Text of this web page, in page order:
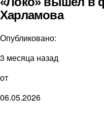
Харламова
Опубликовано:
3 месяца назад
от
06.05.2026